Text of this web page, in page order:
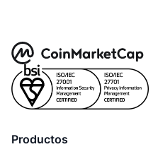
Productos